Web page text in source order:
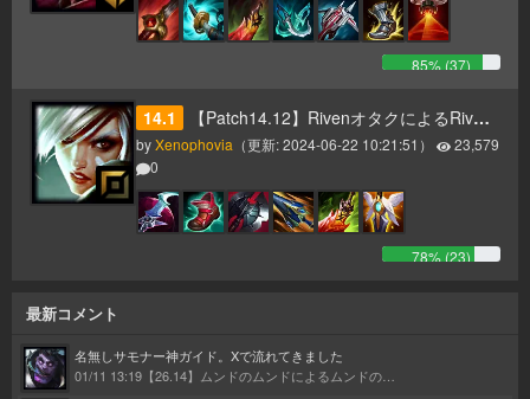
85% (37)
14.1 【Patch14.12】RivenオタクによるRivenガイド
byXenophovia （更新:2024-06-22 10:21:51 ）
23,579
0
78% (23)
最新コメント
名無しサモナー神ガイド。Xで流れてきました
01/11 13:19 【26.14】ムンドのムンドによるムンドのためのムンドガイド